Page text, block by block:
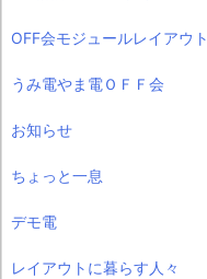
OFF会モジュールレイアウト
うみ電やま電ＯＦＦ会
お知らせ
ちょっと一息
デモ電
レイアウトに暮らす人々